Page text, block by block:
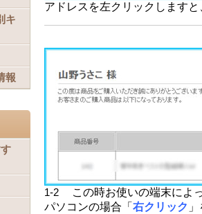
キ
報
アドレスを左クリックします
1-2
この時お使いの端末によ
パソコンの場合「 右クリック